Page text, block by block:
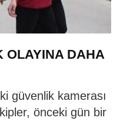
OLAYINA DAHA
güvenlik kamerası
önceki gün bir